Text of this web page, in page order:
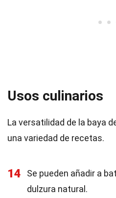
Usos culinarios
La versatilidad de la baya
una variedad de recetas.
14
Se pueden añadir a
dulzura natural.